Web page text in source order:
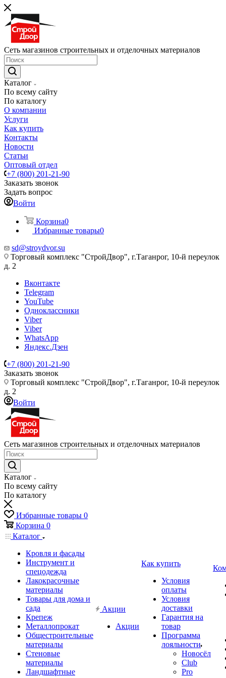
Сеть магазинов строительных и отделочных материалов
Каталог
По всему сайту
По каталогу
О компании
Услуги
Как купить
Контакты
Новости
Статьи
Оптовый отдел
+7 (800) 201-21-90
Заказать звонок
Задать вопрос
Войти
Корзина0
Избранные товары0
sd@stroydvor.su
Торговый комплекс "СтройДвор", г.Таганрог, 10-й переулок
д. 2
Вконтакте
Telegram
YouTube
Одноклассники
Viber
Viber
WhatsApp
Яндекс.Дзен
+7 (800) 201-21-90
Заказать звонок
Торговый комплекс "СтройДвор", г.Таганрог, 10-й переулок
д. 2
Войти
Сеть магазинов строительных и отделочных материалов
Каталог
По всему сайту
По каталогу
Избранные товары 0
Корзина 0
Каталог
Кровля и фасады
Инструмент и
спецодежда
Лакокрасочные
материалы
Товары для дома и
сада
Крепеж
Металлопрокат
Общестроительные
материалы
Стеновые
материалы
Ландшафтные
Акции
Акции
Как купить
Условия
оплаты
Условия
доставки
Гарантия на
товар
Программа
лояльности
Новосёл
Club
Pro